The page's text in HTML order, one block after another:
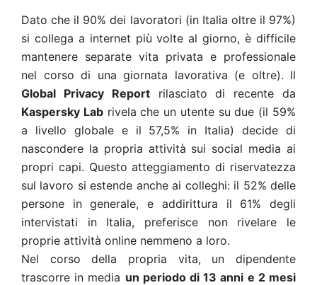
Dato che il 90% dei lavoratori (in Italia oltre il 97%)
si collega a internet più volte al giorno, è difficile
mantenere separate vita privata e professionale
nel corso di una giornata lavorativa (e oltre). Il
Global Privacy Reportrilasciato di recente da
Kaspersky Labrivela che un utente su due (il 59%
a livello globale e il 57,5% in Italia) decide di
nascondere la propria attività sui social media ai
propri capi. Questo atteggiamento di riservatezza
sul lavoro si estende anche ai colleghi: il 52% delle
persone in generale, e addirittura il 61% degli
intervistati in Italia, preferisce non rivelare le
proprie attività online nemmeno a loro.
Nel corso della propria vita, un dipendente
trascorre in media un periodo di 13 anni e 2 mesi